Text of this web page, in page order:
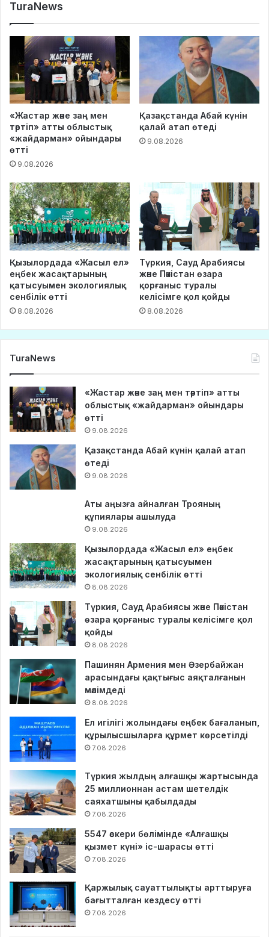
TuraNews
«Жастар және заң мен
тәртіп» атты облыстық
«жайдарман» ойындары
өтті
9.08.2026
Қазақстанда Абай күнін
қалай атап өтеді
9.08.2026
Қызылордада «Жасыл ел»
еңбек жасақтарының
қатысуымен экологиялық
сенбілік өтті
8.08.2026
Түркия, Сауд Арабиясы
және Пәкістан өзара
қорғаныс туралы
келісімге қол қойды
8.08.2026
TuraNews
«Жастар және заң мен тәртіп» атты
облыстық «жайдарман» ойындары
өтті
9.08.2026
Қазақстанда Абай күнін қалай атап
өтеді
9.08.2026
Аты аңызға айналған Трояның
құпиялары ашылуда
9.08.2026
Қызылордада «Жасыл ел» еңбек
жасақтарының қатысуымен
экологиялық сенбілік өтті
8.08.2026
Түркия, Сауд Арабиясы және Пәкістан
өзара қорғаныс туралы келісімге қол
қойды
8.08.2026
Пашинян Армения мен Әзербайжан
арасындағы қақтығыс аяқталғанын
мәлімдеді
8.08.2026
Ел игілігі жолындағы еңбек бағаланып,
құрылысшыларға құрмет көрсетілді
7.08.2026
Түркия жылдың алғашқы жартысында
25 миллионнан астам шетелдік
саяхатшыны қабылдады
7.08.2026
5547 әскери бөлімінде «Алғашқы
қызмет күні» іс-шарасы өтті
7.08.2026
Қаржылық сауаттылықты арттыруға
бағытталған кездесу өтті
7.08.2026